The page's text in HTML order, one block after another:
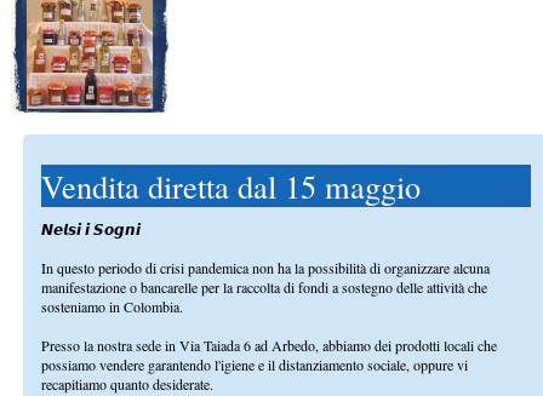
Vendita diretta dal 15 maggio
𝙉𝙚𝙡𝙨𝙞 𝙞 𝙎𝙤𝙜𝙣𝙞
In questo periodo di crisi pandemica non ha la possibilità di organizzare alcuna
manifestazione o bancarelle per la raccolta di fondi a sostegno delle attività che
sosteniamo in Colombia.
Presso la nostra sede in Via Taiada 6 ad Arbedo, abbiamo dei prodotti locali che
possiamo vendere garantendo l'igiene e il distanziamento sociale, oppure vi
recapitiamo quanto desiderate.